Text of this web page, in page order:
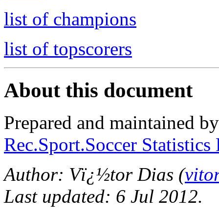
list of champions
list of topscorers
About this document
Prepared and maintained
Rec.Sport.Soccer
Author: Vï¿½tor Dias (
Last updated: 6 Jul 2012.